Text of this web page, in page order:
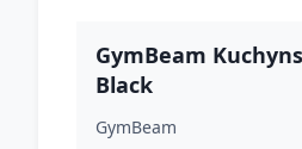
GymBeam
Black
GymBeam